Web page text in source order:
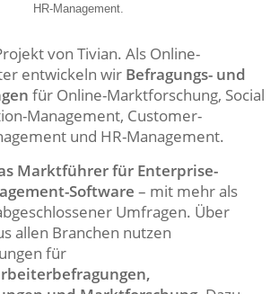
HR-Management.
von Tivian. Als Online-
entwickeln wir Befragungs- und
für Online-Marktforschung, Social
Management, Customer-
und HR-Management.
Marktführer für Enterprise-
Software – mit mehr als
Umfragen. Über
allen Branchen nutzen
für